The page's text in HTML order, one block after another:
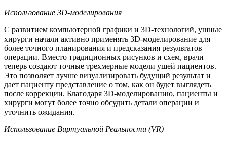
Использование 3D-моделирования
С развитием компьютерной графики и 3D-технологий, ушные
хирурги начали активно применять 3D-моделирование для
более точного планирования и предсказания результатов
операции. Вместо традиционных рисунков и схем, врачи
теперь создают точные трехмерные модели ушей пациентов.
Это позволяет лучше визуализировать будущий результат и
дает пациенту представление о том, как он будет выглядеть
после коррекции. Благодаря 3D-моделированию, пациенты и
хирурги могут более точно обсудить детали операции и
уточнить ожидания.
Использование Виртуальной Реальности (VR)